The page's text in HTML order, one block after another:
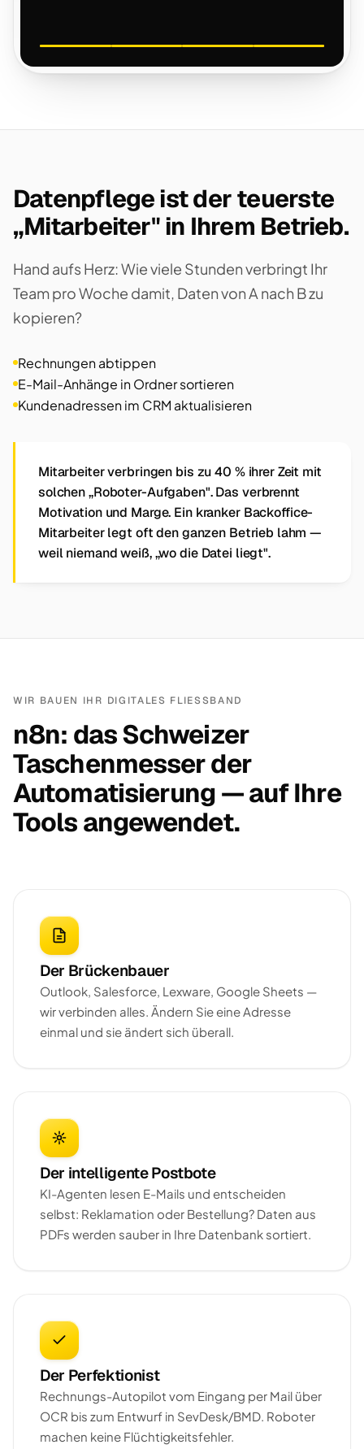
Datenpflege ist der teuerste
„Mitarbeiter" in Ihrem Betrieb.
Hand aufs Herz: Wie viele Stunden verbringt Ihr
Team pro Woche damit, Daten von A nach B zu
kopieren?
Rechnungen abtippen
E-Mail-Anhänge in Ordner sortieren
Kundenadressen im CRM aktualisieren
Mitarbeiter verbringen bis zu 40 % ihrer Zeit mit
solchen „Roboter-Aufgaben". Das verbrennt
Motivation und Marge. Ein kranker Backoffice-
Mitarbeiter legt oft den ganzen Betrieb lahm —
weil niemand weiß, „wo die Datei liegt".
WIR BAUEN IHR DIGITALES FLIESSBAND
n8n: das Schweizer
Taschenmesser der
Automatisierung — auf Ihre
Tools angewendet.
Der Brückenbauer
Outlook, Salesforce, Lexware, Google Sheets —
wir verbinden alles. Ändern Sie eine Adresse
einmal und sie ändert sich überall.
Der intelligente Postbote
KI-Agenten lesen E-Mails und entscheiden
selbst: Reklamation oder Bestellung? Daten aus
PDFs werden sauber in Ihre Datenbank sortiert.
Der Perfektionist
Rechnungs-Autopilot vom Eingang per Mail über
OCR bis zum Entwurf in SevDesk/BMD. Roboter
machen keine Flüchtigkeitsfehler.